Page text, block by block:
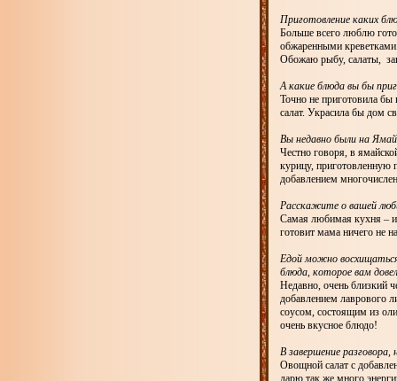
Приготовление каких
Больше всего люблю
обжаренными
Обожаю рыбу, салаты,
А какие блюда вы бы
Точно не приготовила бы
салат. Украсила бы дом
Вы недавно были на
Честно говоря, в
курицу, приготовленную
добавлением
Расскажите о вашей
Самая любимая кухня –
готовит мама ничего не
Едой можно
блюда, которое вам
Недавно, очень близкий
добавлением лаврового
соусом, состоящим из
очень вкусное блюдо!
В завершение
Овощной салат с
дарю так же много